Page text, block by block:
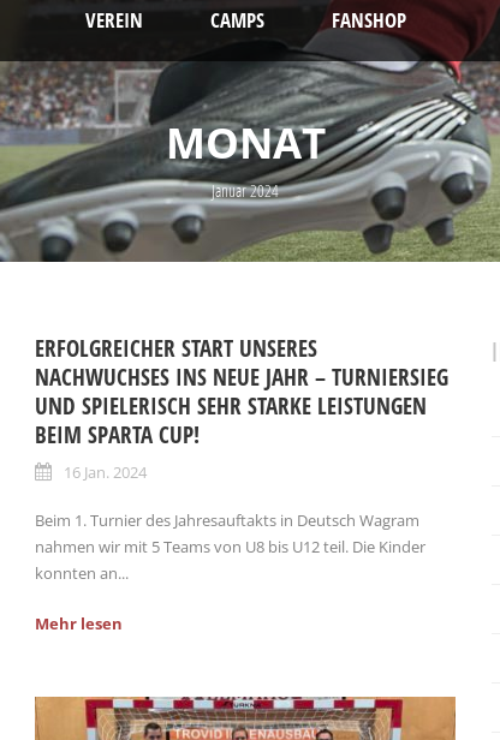
VEREIN CAMPS FANSHOP
MONAT
Januar 2024
ERFOLGREICHER START UNSERES
NACHWUCHSES INS NEUE JAHR – TURNIERSIEG
UND SPIELERISCH SEHR STARKE LEISTUNGEN
BEIM SPARTA CUP!
16 Jan. 2024
Beim 1. Turnier des Jahresauftakts in Deutsch Wagram
nahmen wir mit 5 Teams von U8 bis U12 teil. Die Kinder
konnten an...
Mehr lesen